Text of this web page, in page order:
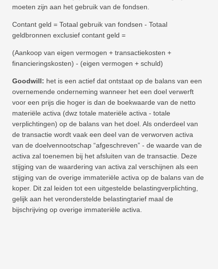
moeten zijn aan het gebruik van de fondsen.
Contant geld = Totaal gebruik van fondsen - Totaal
geldbronnen exclusief contant geld =
(Aankoop van eigen vermogen + transactiekosten +
financieringskosten) - (eigen vermogen + schuld)
Goodwill: het is een actief dat ontstaat op de balans van een
overnemende onderneming wanneer het een doel verwerft
voor een prijs die hoger is dan de boekwaarde van de netto
materiële activa (dwz totale materiële activa - totale
verplichtingen) op de balans van het doel. Als onderdeel van
de transactie wordt vaak een deel van de verworven activa
van de doelvennootschap “afgeschreven” - de waarde van de
activa zal toenemen bij het afsluiten van de transactie. Deze
stijging van de waardering van activa zal verschijnen als een
stijging van de overige immateriële activa op de balans van de
koper. Dit zal leiden tot een uitgestelde belastingverplichting,
gelijk aan het veronderstelde belastingtarief maal de
bijschrijving op overige immateriële activa.